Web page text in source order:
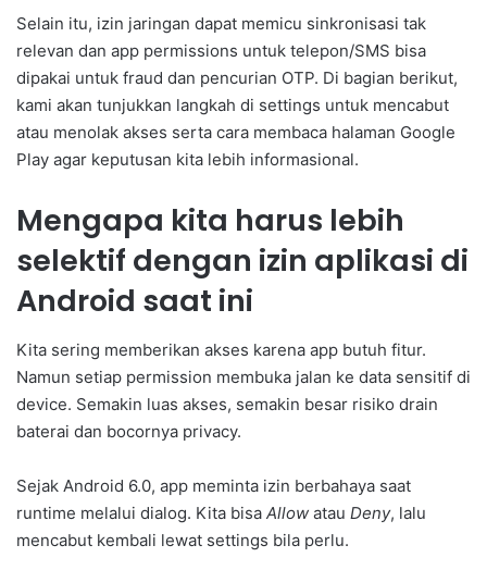
Selain itu, izin jaringan dapat memicu sinkronisasi tak
relevan dan app permissions untuk telepon/SMS bisa
dipakai untuk fraud dan pencurian OTP. Di bagian berikut,
kami akan tunjukkan langkah di settings untuk mencabut
atau menolak akses serta cara membaca halaman Google
Play agar keputusan kita lebih informasional.
Mengapa kita harus lebih
selektif dengan izin aplikasi di
Android saat ini
Kita sering memberikan akses karena app butuh fitur.
Namun setiap permission membuka jalan ke data sensitif di
device. Semakin luas akses, semakin besar risiko drain
baterai dan bocornya privacy.
Sejak Android 6.0, app meminta izin berbahaya saat
runtime melalui dialog. Kita bisa Allow atau Deny, lalu
mencabut kembali lewat settings bila perlu.